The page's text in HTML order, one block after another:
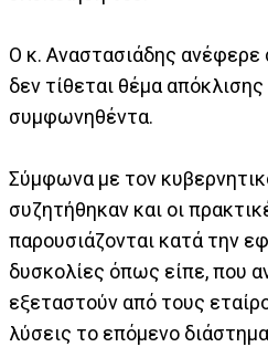
Ο κ. Αναστασιάδης ανέφερε
δεν τίθεται θέμα
συμφωνηθέντα.
Σύμφωνα με τον
συζητήθηκαν και οι
παρουσιάζονται κατά την
δυσκολίες όπως είπε, που
εξεταστούν από τους
λύσεις το επόμενο